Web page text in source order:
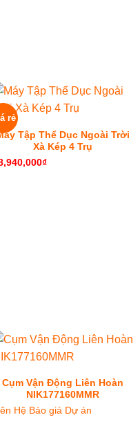
rẻ
Tập Thể Dục Ngoài Trời
Xà Kép 4 Trụ
₫
Cụm Vận Động Liên Hoàn
NIK177160MMR
Hệ Báo giá Dự án